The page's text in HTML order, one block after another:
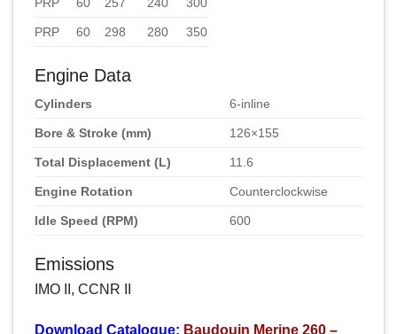
PRP 60 298 280 350
Engine Data
Cylinders 6-inline
Bore & Stroke (mm) 126×155
Total Displacement (L) 11.6
Engine Rotation Counterclockwise
Idle Speed (RPM) 600
Emissions
IMO II, CCNR II
Download Catalogue: Baudouin Merine 260 –